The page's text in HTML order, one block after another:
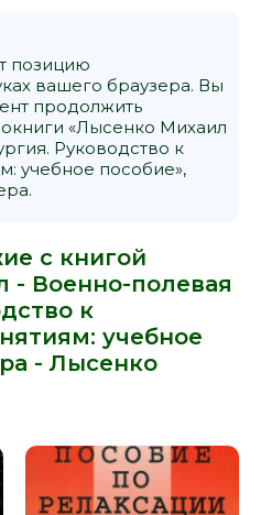
позицию
вашего браузера. Вы
продолжить
«Лысенко Михаил
Руководство к
учебное пособие»,
с книгой
- Военно-полевая
к
учебное
-Лысенко